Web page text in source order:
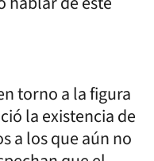
torno a la figura
la existencia de
a los que aún no